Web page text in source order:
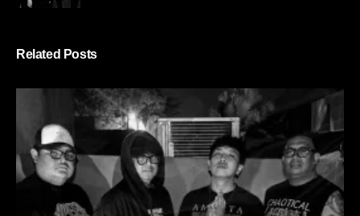
Related Posts